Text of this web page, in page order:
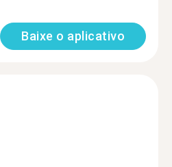
Baixe o aplicativo